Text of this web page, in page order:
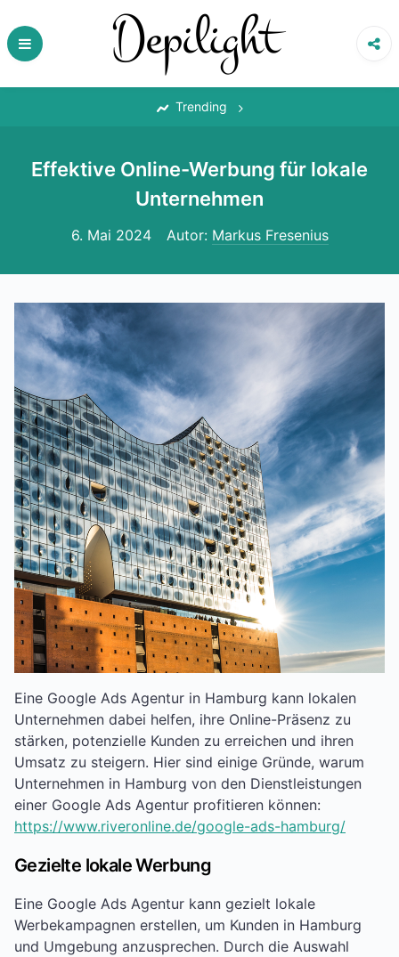
to
content
Trending
Effektive Online-Werbung für lokale
Unternehmen
6. Mai 2024 Autor: Markus Fresenius
Eine Google Ads Agentur in Hamburg kann lokalen
Unternehmen dabei helfen, ihre Online-Präsenz zu
stärken, potenzielle Kunden zu erreichen und ihren
Umsatz zu steigern. Hier sind einige Gründe, warum
Unternehmen in Hamburg von den Dienstleistungen
einer Google Ads Agentur profitieren können:
https://www.riveronline.de/google-ads-hamburg/
Gezielte lokale Werbung
Eine Google Ads Agentur kann gezielt lokale
Werbekampagnen erstellen, um Kunden in Hamburg
und Umgebung anzusprechen. Durch die Auswahl